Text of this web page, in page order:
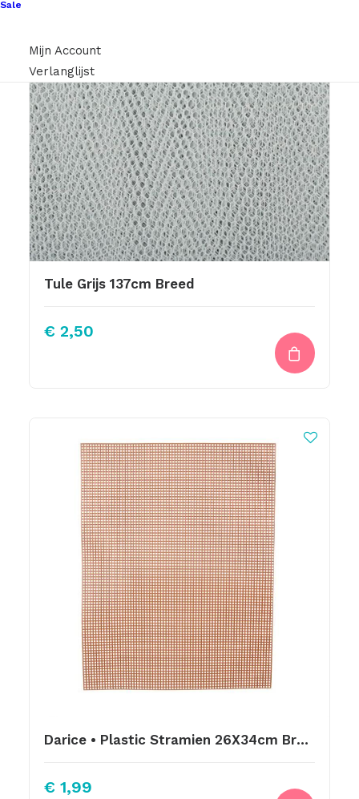
Sale
Mijn Account
Verlanglijst
Tule Grijs 137cm Breed
€ 2,50
Darice • Plastic Stramien 26X34cm Bruin Mesh:7
€ 1,99